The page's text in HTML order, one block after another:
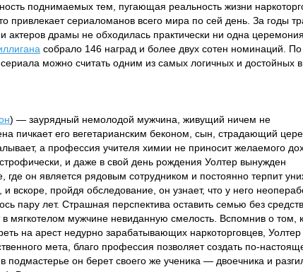
поднимаемых тем, пугающая реальность жизни
привлекает сериаломанов всего мира по сей день. За годы
актеров драмы не обходилась практически ни одна
собрало 146 наград и более двух сотен номинаций. По
можно считать одним из самых логичных и достойных
) — заурядный немолодой мужчина, живущий ничем не
пичкает его вегетарианским беконом, сын, страдающий
а профессия учителя химии не приносит желаемого
и даже в свой день рождения Уолтер вынужден
где он является рядовым сотрудником и постоянно терпит
вскоре, пройдя обследование, он узнает, что у него
пару лет. Страшная перспектива оставить семью без
мягкотелом мужчине невиданную смелость. Вспомнив о том,
на арест недурно зарабатывающих наркоторговцев,
мета, благо профессия позволяет создать по-
подмастерье он берет своего же ученика — двоечника и